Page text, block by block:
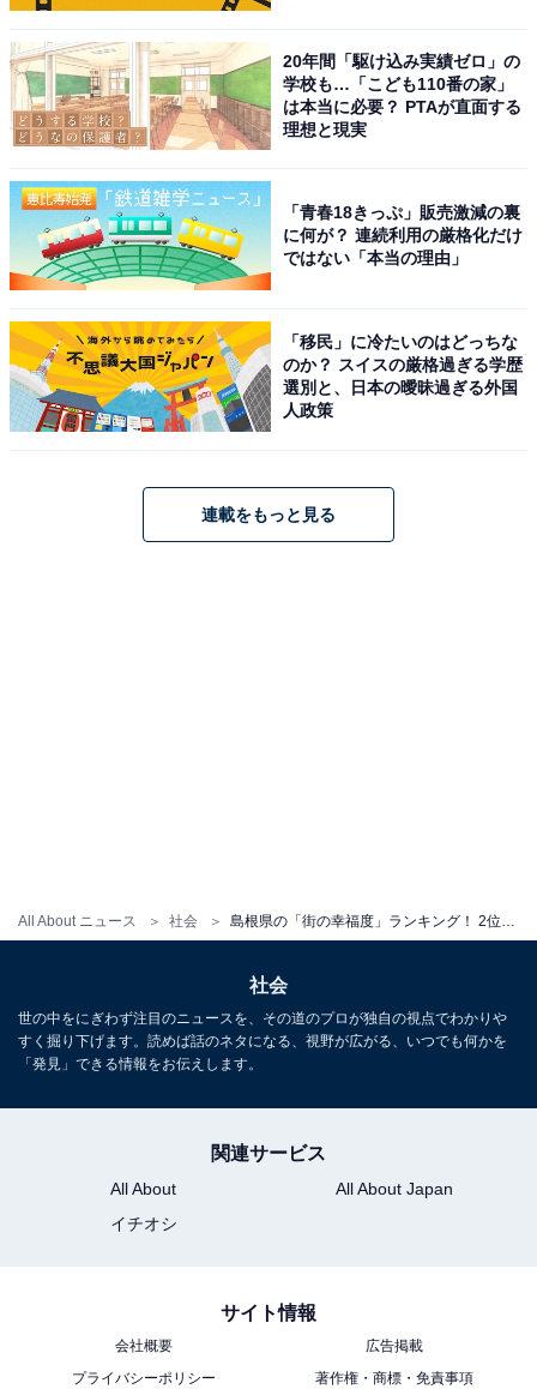
All About ニュース 社会
1
20年間「駆け込み実績ゼロ」の
学校も…「こども110番の家」
は本当に必要？ PTAが直面する
理想と現実
「青春18きっぷ」販売激減の裏
に何が？ 連続利用の厳格化だけ
ではない「本当の理由」
「移民」に冷たいのはどっちな
のか？ スイスの厳格過ぎる学歴
選別と、日本の曖昧過ぎる外国
人政策
連載をもっと見る
社会
世の中をにぎわず注目のニュースを、その道のプロが独自の視点でわかりや
すく掘り下げます。読めば話のネタになる、視野が広がる、いつでも何かを
「発見」できる情報をお伝えします。
関連サービス
All About
All About Japan
イチオシ
サイト情報
会社概要
広告掲載
プライバシーポリシー
著作権・商標・免責事項